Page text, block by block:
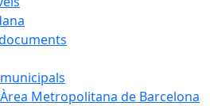
Metropolitana de Barcelona